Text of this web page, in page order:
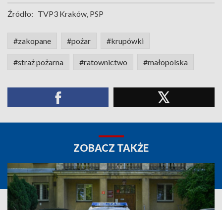
Źródło: TVP3 Kraków, PSP
#zakopane #pożar #krupówki
#straż pożarna #ratownictwo #małopolska
ZOBACZ TAKŻE